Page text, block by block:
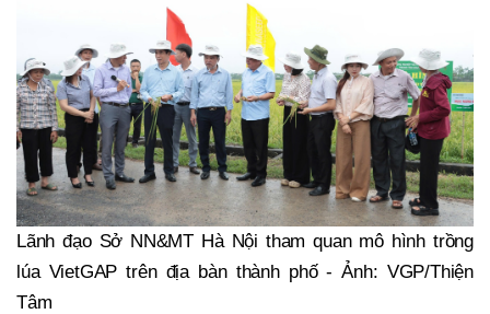
Lãnh đạo Sở NN&MT Hà Nội tham quan mô hình trồng
lúa VietGAP trên địa bàn thành phố - Ảnh: VGP/Thiện
Tâm